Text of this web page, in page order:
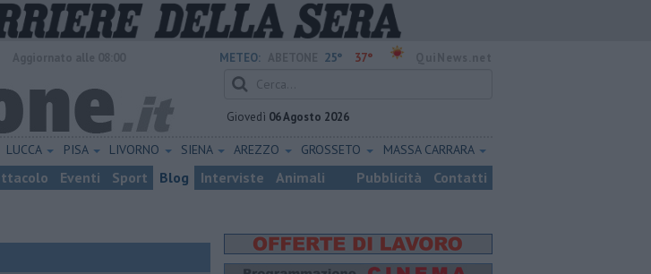
METEO: 25° 37°
Giovedì 06 Agosto 2026
LUCCA PISA LIVORNO SIENA AREZZO GROSSETO MASSA CARRARA
Eventi Sport Blog Interviste Animali Pubblicità Contatti